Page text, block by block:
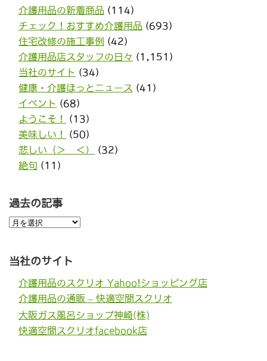
介護用品の新着商品 (114)
チェック！おすすめ介護用品 (693)
住宅改修の施工事例
(42)
介護用品店スタッフの日々 (1,151)
当社のサイト (34)
健康・介護ほっとニュース (41)
イベント (68)
ようこそ！
(13)
美味しい！
(50)
悲しい（＞＿＜）
(32)
絶句 (11)
過去の記事
過
去
事
当社のサイト
介護用品のスクリオ Yahoo!ショッピング店
介護用品の通販 – 快適空間スクリオ
大阪ガス風呂ショップ神崎(株)
快適空間スクリオfacebook店